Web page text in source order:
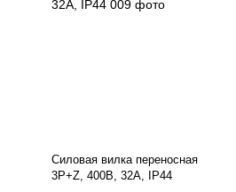
Силовая вилка переносная
3P+Z, 400В, 32А, IP44